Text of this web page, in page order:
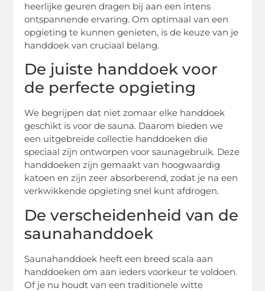
heerlijke geuren dragen bij aan een intens
ontspannende ervaring. Om optimaal van een
opgieting te kunnen genieten, is de keuze van je
handdoek van cruciaal belang.
De juiste handdoek voor
de perfecte opgieting
We begrijpen dat niet zomaar elke handdoek
geschikt is voor de sauna. Daarom bieden we
een uitgebreide collectie handdoeken die
speciaal zijn ontworpen voor saunagebruik. Deze
handdoeken zijn gemaakt van hoogwaardig
katoen en zijn zeer absorberend, zodat je na een
verkwikkende opgieting snel kunt afdrogen.
De verscheidenheid van de
saunahanddoek
Saunahanddoek heeft een breed scala aan
handdoeken om aan ieders voorkeur te voldoen.
Of je nu houdt van een traditionele witte